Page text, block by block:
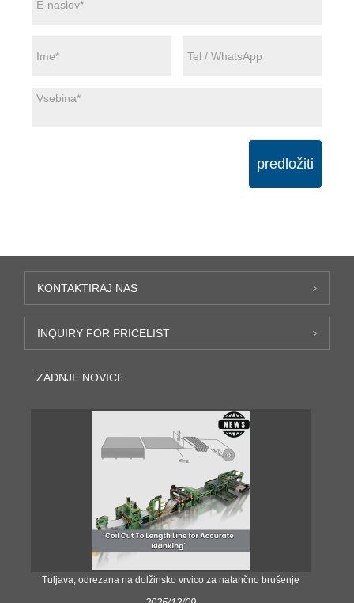
predložiti
KONTAKTIRAJ NAS
INQUIRY FOR PRICELIST
ZADNJE NOVICE
Tuljava, odrezana na dolžinsko vrvico za natančno brušenje